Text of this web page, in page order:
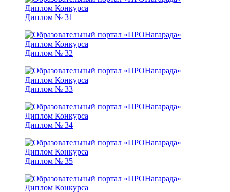
Диплом № 31
Диплом № 32
Диплом № 33
Диплом № 34
Диплом № 35